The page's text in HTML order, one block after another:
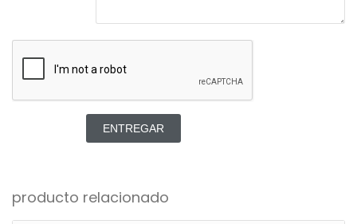
ENTREGAR
producto relacionado